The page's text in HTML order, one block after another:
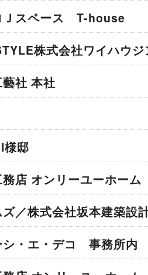
Ｊスペース T-house
株式会社ワイハウジ
社 本社
邸
務店 オンリーユーホー
ズ／株式会社坂本建築
シ・エ・デコ 事務所内